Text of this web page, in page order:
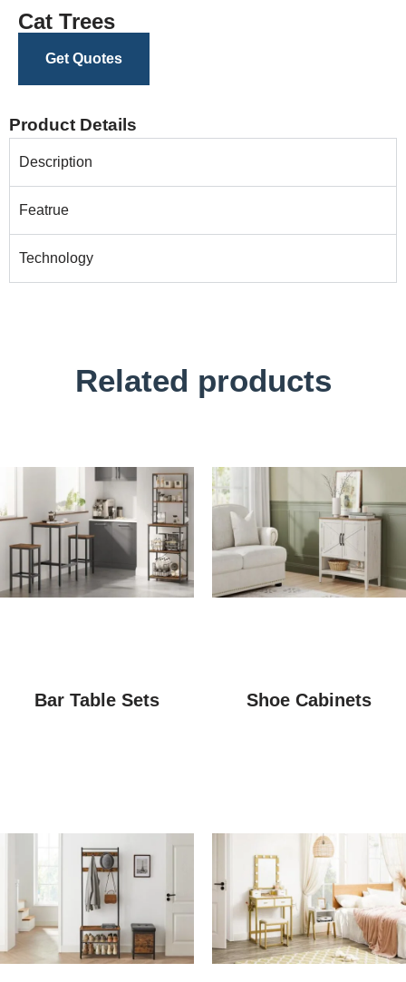
Cat Trees
Get Quotes
Product Details
Description
Featrue
Technology
Related products
Bar Table Sets Shoe Cabinets